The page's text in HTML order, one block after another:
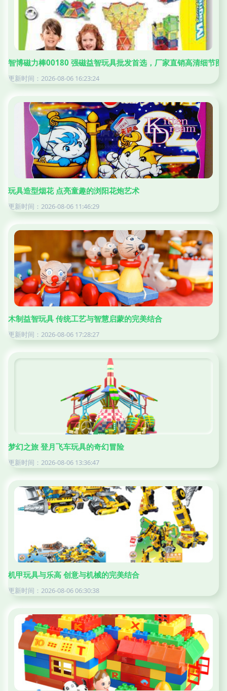
智博磁力棒00180 强磁益智玩具批发首选，厂家直销高清细节图
更新时间：2026-08-06 16:23:24
玩具造型烟花 点亮童趣的浏阳花炮艺术
更新时间：2026-08-06 11:46:29
木制益智玩具 传统工艺与智慧启蒙的完美结合
更新时间：2026-08-06 17:28:27
梦幻之旅 登月飞车玩具的奇幻冒险
更新时间：2026-08-06 13:36:47
机甲玩具与乐高 创意与机械的完美结合
更新时间：2026-08-06 06:30:38